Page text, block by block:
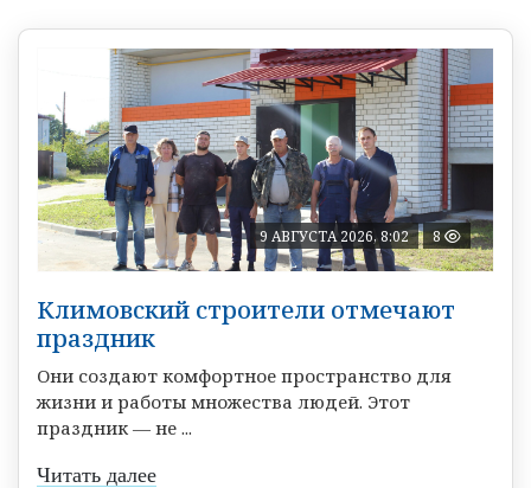
9 АВГУСТА 2026, 8:02 8
Климовский строители отмечают
праздник
Они создают комфортное пространство для
жизни и работы множества людей. Этот
праздник — не ...
Читать далее